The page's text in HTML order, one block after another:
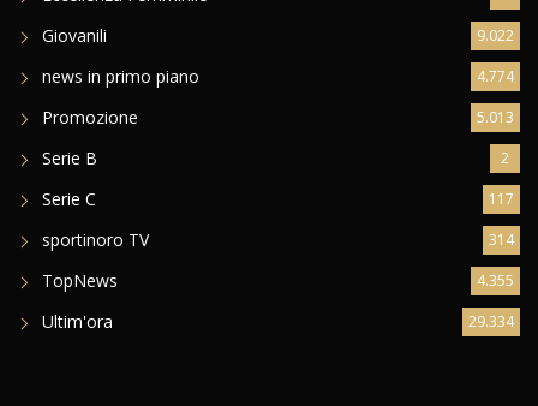
Giovanili 9.022
news in primo piano 4.774
Promozione 5.013
Serie B 2
Serie C 117
sportinoro TV 314
TopNews 4.355
Ultim'ora 29.334